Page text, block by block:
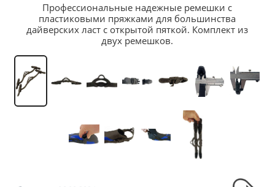
Профессиональные надежные ремешки с
пластиковыми пряжками для большинства
дайверских ласт с открытой пяткой. Комплект из
двух ремешков.